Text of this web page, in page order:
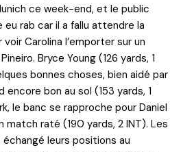
ce week-end, et le public
eu rab car il a fallu attendre la
Carolina l’emporter sur un
Bryce Young (126 yards, 1
bonnes choses, bien aidé par
encore bon au sol (153 yards, 1
le banc se rapproche pour Daniel
match raté (190 yards, 2 INT). Les
leurs positions au